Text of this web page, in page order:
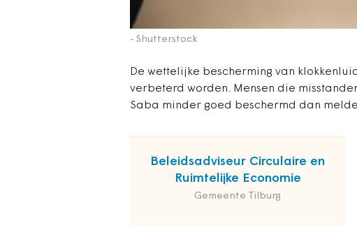
- Shutterstock
De wettelijke bescherming van
verbeterd worden. Mensen die
Saba minder goed beschermd dan
Beleidsadviseur Circulaire en
Ruimtelijke Economie
Gemeente Tilburg